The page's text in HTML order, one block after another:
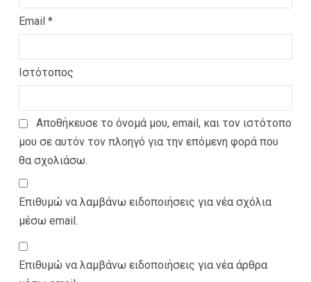
Email *
Ιστότοπος
Αποθήκευσε το όνομά μου, email, και τον ιστότοπο
μου σε αυτόν τον πλοηγό για την επόμενη φορά που
θα σχολιάσω.
Επιθυμώ να λαμβάνω ειδοποιήσεις για νέα σχόλια
μέσω email.
Επιθυμώ να λαμβάνω ειδοποιήσεις για νέα άρθρα